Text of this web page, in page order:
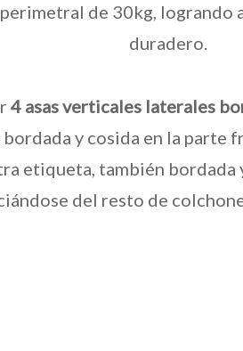
de 30kg, logrando
duradero.
4 asas verticales laterales
y cosida en la parte
etiqueta, también bordada
del resto de